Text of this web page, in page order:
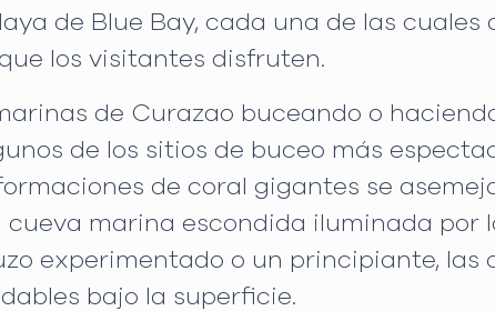
de Blue Bay, cada una de las
los visitantes disfruten.
de Curazao buceando o
de los sitios de buceo más
de coral gigantes se
cueva marina escondida iluminada por
experimentado o un principiante,
bajo la superficie.